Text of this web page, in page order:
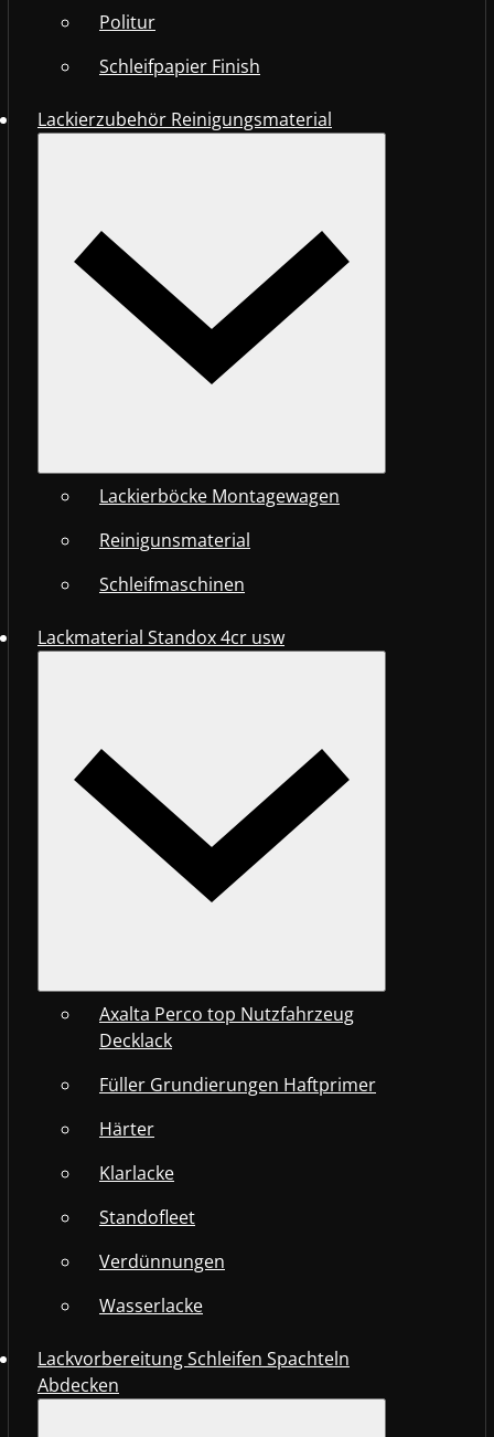
Politur
Schleifpapier Finish
Lackierzubehör Reinigungsmaterial
Lackierböcke Montagewagen
Reinigunsmaterial
Schleifmaschinen
Lackmaterial Standox 4cr usw
Axalta Perco top Nutzfahrzeug
Decklack
Füller Grundierungen Haftprimer
Härter
Klarlacke
Standofleet
Verdünnungen
Wasserlacke
Lackvorbereitung Schleifen Spachteln
Abdecken